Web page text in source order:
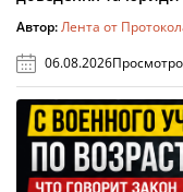
Автор:Лента от
06.08.2026